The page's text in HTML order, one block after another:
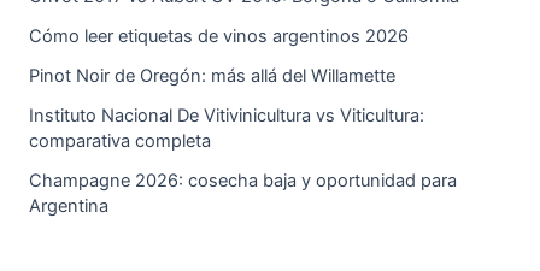
Cómo leer etiquetas de vinos argentinos 2026
Pinot Noir de Oregón: más allá del Willamette
Instituto Nacional De Vitivinicultura vs Viticultura:
comparativa completa
Champagne 2026: cosecha baja y oportunidad para
Argentina